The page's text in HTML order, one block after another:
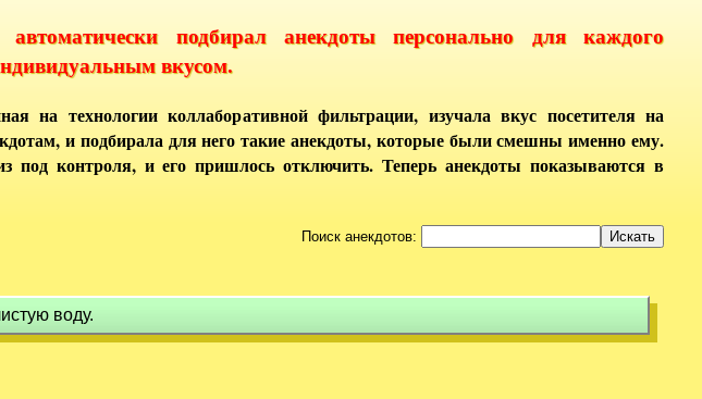
подбирал анекдоты персонально для каждого
вкусом.
на технологии коллаборативной фильтрации, изучала вкус посетителя на
и подбирала для него такие анекдоты, которые были смешны именно ему.
под контроля, и его пришлось отключить. Теперь анекдоты показываются в
Поиск анекдотов:
воду.